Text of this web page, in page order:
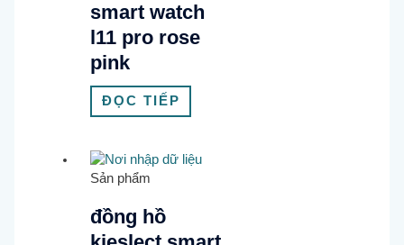
smart watch
l11 pro rose
pink
ĐỌC TIẾP
Sản phẩm
đồng hồ